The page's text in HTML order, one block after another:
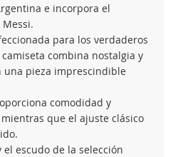
e incorpora el
para los verdaderos
combina nostalgia y
una pieza imprescindible
comodidad y
que el ajuste clásico
el escudo de la selección